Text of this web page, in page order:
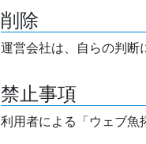
削除
運営会社は、自らの判断
禁止事項
利用者による「ウェブ魚